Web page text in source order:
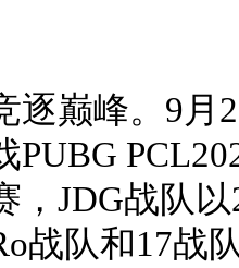
逐巅峰。9月
PUBG
，JDG战队
战队和17战